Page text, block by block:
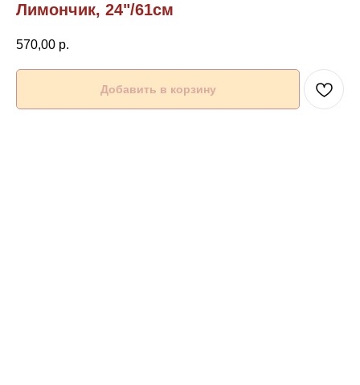
Лимончик, 24"/61см
570,00 р.
Добавить в корзину